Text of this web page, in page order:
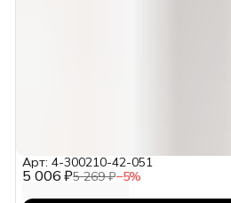
5 006 ₽5 269 ₽−5%
Арт: 4-300210-42-051